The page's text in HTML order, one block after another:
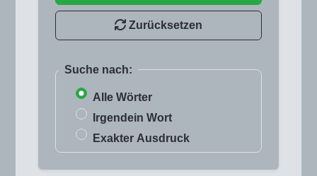
Zurücksetzen
Suche nach:
Alle Wörter
Irgendein Wort
Exakter Ausdruck